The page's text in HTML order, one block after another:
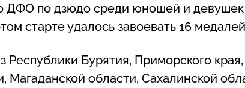
ДФО по дзюдо среди юношей и девушек
старте удалось завоевать 16
Республики Бурятия, Приморского
Магаданской области, Сахалинской